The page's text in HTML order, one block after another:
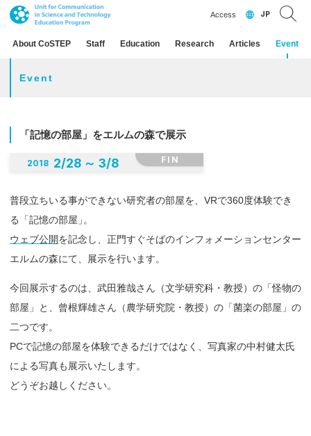
About CoSTEP Staff Education Research Articles Event
Access JP
Event
「記憶の部屋」をエルムの森で展示
FIN
2018 2/28 ～ 3/8
普段立ちいる事ができない研究者の部屋を、VRで360度体験でき
る「記憶の部屋 」 。
ウェブ公開を記念し、正門すぐそばのインフォメーションセンター
エルムの森にて、展示を行います。
今回展示するのは、武田雅哉さん（文学研究科・教授）の「怪物の
部屋」と、曾根輝雄さん（農学研究院・教授）の「菌楽の部屋」の
二つです。
PCで記憶の部屋を体験できるだけではなく、写真家の中村健太氏
による写真も展示いたします。
どうぞお越しください。